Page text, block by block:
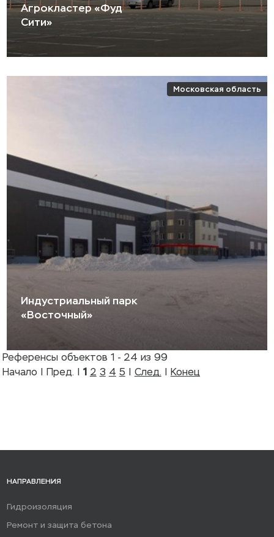
Агрокластер «Фуд
Сити»
Московская область
Индустриальный парк
«Восточный»
Референсы объектов 1 - 24 из 99
Начало | Пред. | 1 2 3 4 5 | След. | Конец
НАПРАВЛЕНИЯ
Гидроизоляция
Ремонт и защита бетона